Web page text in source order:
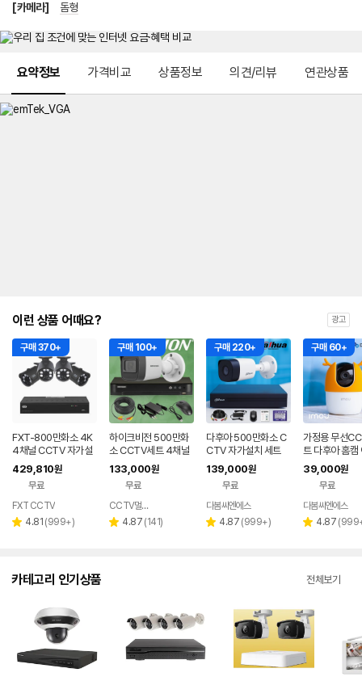
[카메라]
돔형
요약정보 가격비교 상품정보 의견/리뷰 연관상품
이런 상품 어때요? 광고
구매 370+
FXT-800만화소 4K
4채널 CCTV 자가설
치 세트 미니 국산 카메
라 실외4개
429,810원
무료
FXT CCTV
별 4.81 리
(999+)
구매 100+
하이크비전 500만화
소 CCTV세트 4채널
실내실외 자가설치 스
마트폰어플 매장 가정
사무실
133,000원
무료
페이
CCTV멀티샵
별 4.87 리
(141)
구매 220+
다후아 500만화소 C
CTV 자가설치 세트
실외 가정용 스마트폰
매장 야외 4채널 감시
카메라
139,000원
무료
다봄씨엔에스
별 4.87 리
(999+)
구매 60+
가정용 무선
트 다후아 홈캠
레인저2 아기
라 강아지
39,000원
무료
다봄씨엔에스
별 4.87 리
(
카테고리 인기상품 전체보기